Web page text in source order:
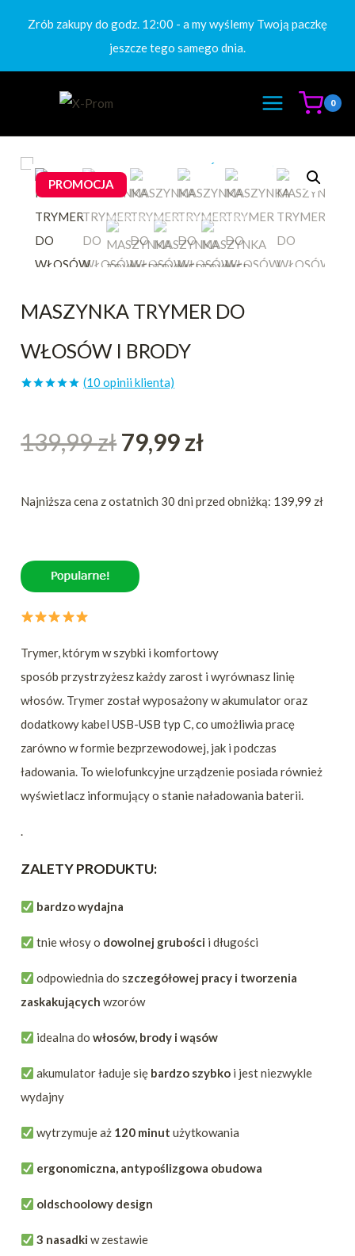
Zrób zakupy do godz. 12:00 - a my wyślemy Twoją paczkę
jeszcze tego samego dnia.
0
PROMOCJA
MASZYNKA TRYMER DO
WŁOSÓW I BRODY
podstawie
ocen
(10 opinii klienta)
139,99złPierwotna
139,99 zł.
79,99złAktualna
Najniższa cena z ostatnich 30 dni przed obniżką: 139,99 zł
Trymer, którym w szybki i komfortowy
sposób przystrzyżesz każdy zarost i wyrównasz linię
włosów. Trymer został wyposażony w akumulatororaz
dodatkowy kabel USB-USB typ C, co umożliwia pracę
zarówno w formie bezprzewodowej, jak i podczas
ładowania. To wielofunkcyjne urządzenie posiada również
wyświetlacz informujący o stanie naładowania baterii.
.
ZALETY PRODUKTU:
bardzo wydajna
tnie włosy o dowolnej grubości i długości
odpowiednia do szczegółowej pracy i tworzenia
zaskakujących wzorów
idealna dowłosów, brody i wąsów
akumulator ładuje się bardzo szybko i jest niezwykle
wydajny
wytrzymuje aż 120 minut użytkowania
ergonomiczna, antypoślizgowa obudowa
oldschoolowy design
3 nasadki w zestawie